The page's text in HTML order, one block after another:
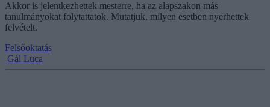
Akkor is jelentkezhettek mesterre, ha az alapszakon más
tanulmányokat folytattatok. Mutatjuk, milyen esetben nyerhettek
felvételt.
Felsőoktatás
Gál Luca